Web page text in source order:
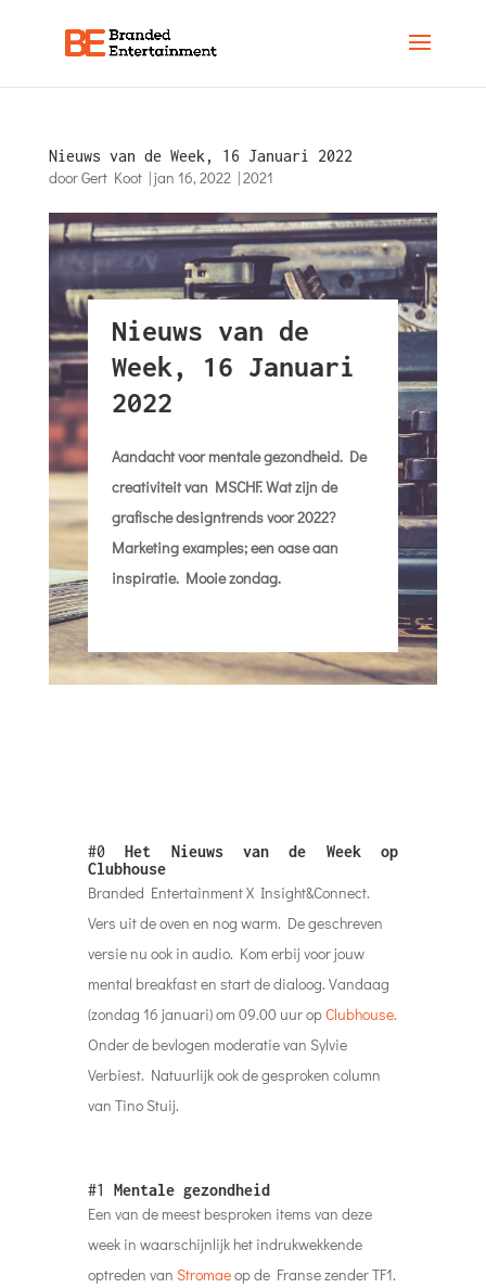
Nieuws van de Week, 16 Januari 2022
doorGert Koot|jan 16, 2022|2021
Nieuws van de
Week, 16 Januari
2022
Aandacht voor mentale gezondheid. De
creativiteit van MSCHF. Wat zijn de
grafische designtrends voor 2022?
Marketing examples; een oase aan
inspiratie. Mooie zondag.
#0Het Nieuws van de Week op
Clubhouse
Branded Entertainment X Insight&Connect.
Vers uit de oven en nog warm. De geschreven
versie nu ook in audio. Kom erbij voor jouw
mental breakfast en start de dialoog. Vandaag
(zondag 16 januari) om 09.00 uur opClubhouse.
Onder de bevlogen moderatie van Sylvie
Verbiest. Natuurlijk ook de gesproken column
van Tino Stuij.
#1 Mentale gezondheid
Een van de meest besproken items van deze
week in waarschijnlijk het indrukwekkende
optreden van Stromaeop de Franse zender TF1.